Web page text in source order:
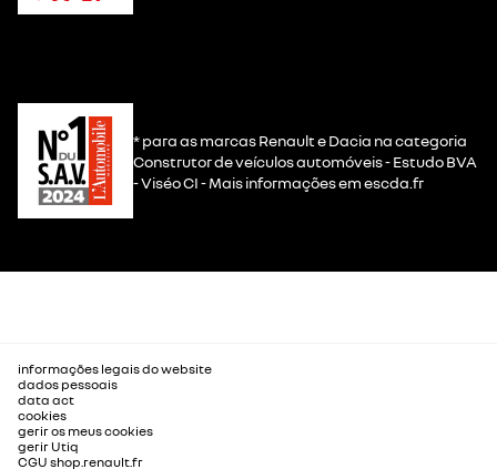
* para as marcas Renault e Dacia na categoria
Construtor de veículos automóveis - Estudo BVA
- Viséo CI - Mais informações em escda.fr
informações legais do website
dados pessoais
data act
cookies
gerir os meus cookies
gerir Utiq
CGU shop.renault.fr